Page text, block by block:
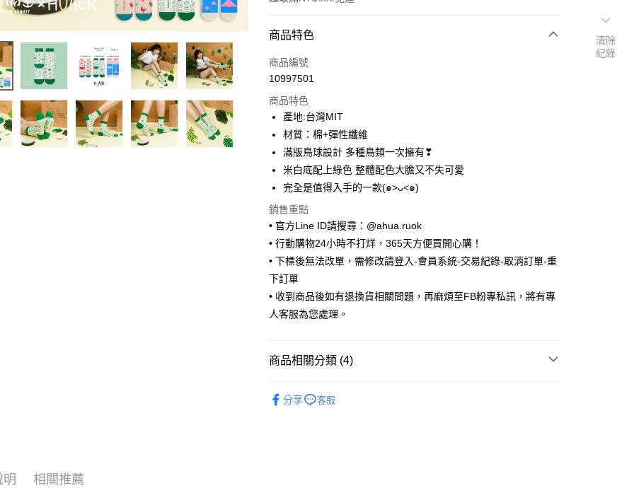
付款方式
信用卡一次付款
LINE Pay
Apple Pay
街口支付
悠遊付
ATM付款
運送方式
全家取貨付款
每筆NT$65，滿NT$688(含以上)免運費
每筆NT$65，滿NT$688(含以上)免運費
每筆NT$65，滿NT$688(含以上)免運費
商品特色
商品編號
10997501
商品特色
產地:台灣MIT
材質：棉+彈性纖維
滿版鳥球設計 多種鳥類一次擁有❣
米白底配上綠色 整體配色大膽又不失可愛
完全是值得入手的一款(๑˃ᴗ˂๑)
銷售重點
• 官方Line ID請搜尋：@ahua.ruok
• 行動購物24小時不打烊，365天方便買開心購！
• 下標後無法改單，需修改請登入-會員系統-交易紀錄-取消訂單-重
下訂單
• 收到商品後如有退換貨相關問題，再麻煩至FB粉專私訊，將有專
人客服為您處理。
商品相關分類 (4)
分享 客服
明 相關推薦
清除
紀錄